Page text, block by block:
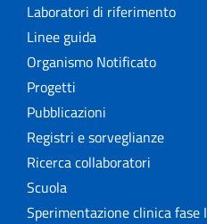
Laboratori di riferimento
Linee guida
Organismo Notificato
Progetti
Pubblicazioni
Registri e sorveglianze
Ricerca collaboratori
Scuola
Sperimentazione clinica fase I